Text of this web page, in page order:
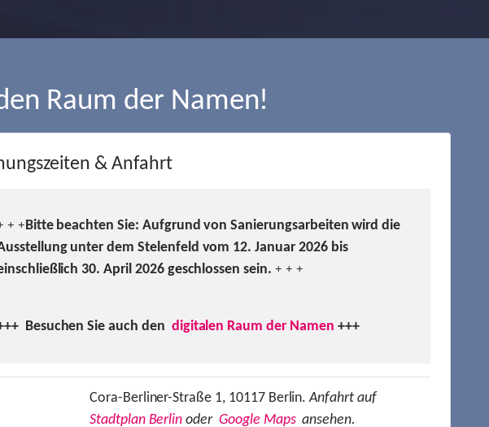
Raum der Namen!
& Anfahrt
+ +Bitte beachten Sie: Aufgrund von Sanierungsarbeiten wird die
unter dem Stelenfeld vom 12. Januar 2026 bis
30. April 2026 geschlossen sein. + + +
Besuchen Sie auch den digitalen Raum der Namen +++
Cora-Berliner-Straße 1, 10117 Berlin.Anfahrt auf
Stadtplan Berlin oder Google Mapsansehen.